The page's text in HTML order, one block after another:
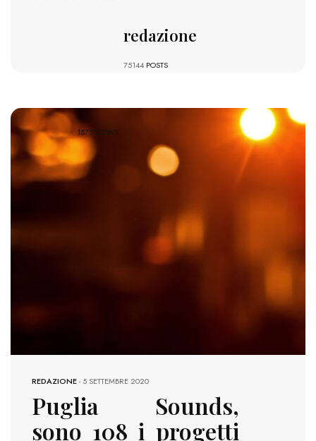
redazione
75144 POSTS
1575 VIEWS
REDAZIONE-5 SETTEMBRE 2020
Puglia Sounds,
sono 108 i progetti